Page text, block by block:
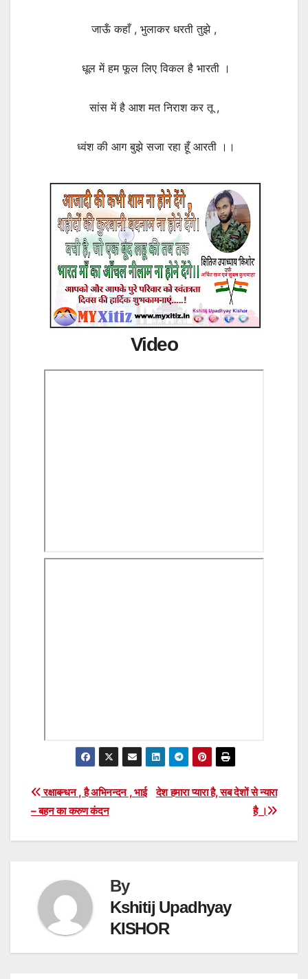
जाऊँ कहाँ , भुलाकर धरती तुझे ,
धूल में हम फूल लिए विकल है भारती ।
सांस में है आश मत निराश कर तू ,
ध्वंश की आग बुझे सजा रहा हूँ आरती ।।
Video
Post
navigation
देश हमारा प्यारा है, सब देशों से न्यारा
है ।
रक्षाबन्धन , है अभिनन्दन , भाई
– बहन का करुण कंदन
By
Kshitij Upadhyay
KISHOR